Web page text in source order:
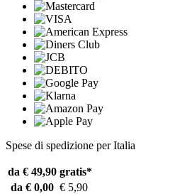
Spese di spedizione per Italia
da € 49,90 gratis*
da € 0,00 € 5,90